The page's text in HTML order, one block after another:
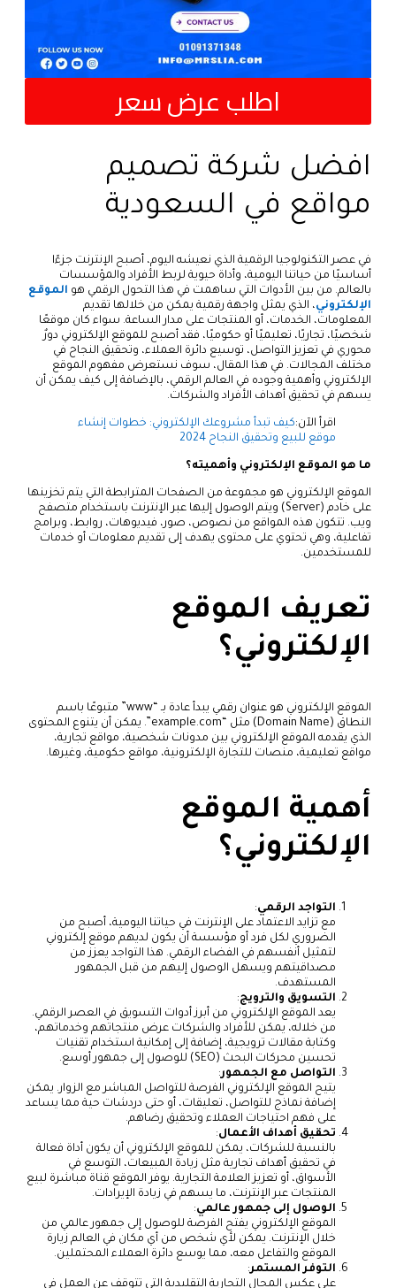
اطلب عرض سعر
افضل شركة تصميم
مواقع في السعودية
في عصر التكنولوجيا الرقمية الذي نعيشه اليوم، أصبح الإنترنت جزءًا
أساسيًا من حياتنا اليومية، وأداة حيوية لربط الأفراد والمؤسسات
بالعالم. من بين الأدوات التي ساهمت في هذا التحول الرقمي هو الموقع
الإلكتروني، الذي يمثل واجهة رقمية يمكن من خلالها تقديم
المعلومات، الخدمات، أو المنتجات على مدار الساعة. سواء كان موقعًا
شخصيًا، تجاريًا، تعليميًا أو حكوميًا، فقد أصبح للموقع الإلكتروني دورٌ
محوري في تعزيز التواصل، توسيع دائرة العملاء، وتحقيق النجاح في
مختلف المجالات. في هذا المقال، سوف نستعرض مفهوم الموقع
الإلكتروني وأهمية وجوده في العالم الرقمي، بالإضافة إلى كيف يمكن أن
يسهم في تحقيق أهداف الأفراد والشركات.
اقرأ الآن:كيف تبدأ مشروعك الإلكتروني: خطوات إنشاء
موقع للبيع وتحقيق النجاح 2024
ما هو الموقع الإلكتروني وأهميته؟
الموقع الإلكتروني هو مجموعة من الصفحات المترابطة التي يتم تخزينها
على خادم (Server) ويتم الوصول إليها عبر الإنترنت باستخدام متصفح
ويب. تتكون هذه المواقع من نصوص، صور، فيديوهات، روابط، وبرامج
تفاعلية، وهي تحتوي على محتوى يهدف إلى تقديم معلومات أو خدمات
للمستخدمين.
تعريف الموقع
الإلكتروني؟
الموقع الإلكتروني هو عنوان رقمي يبدأ عادة بـ “www” متبوعًا باسم
النطاق (Domain Name) مثل “example.com”. يمكن أن يتنوع المحتوى
الذي يقدمه الموقع الإلكتروني بين مدونات شخصية، مواقع تجارية،
مواقع تعليمية، منصات للتجارة الإلكترونية، مواقع حكومية، وغيرها.
أهمية الموقع
الإلكتروني؟
التواجد الرقمي:
مع تزايد الاعتماد على الإنترنت في حياتنا اليومية، أصبح من
الضروري لكل فرد أو مؤسسة أن يكون لديهم موقع إلكتروني
لتمثيل أنفسهم في الفضاء الرقمي. هذا التواجد يعزز من
مصداقيتهم ويسهل الوصول إليهم من قبل الجمهور
المستهدف.
التسويق والترويج:
يعد الموقع الإلكتروني من أبرز أدوات التسويق في العصر الرقمي.
من خلاله، يمكن للأفراد والشركات عرض منتجاتهم وخدماتهم،
وكتابة مقالات ترويجية، إضافة إلى إمكانية استخدام تقنيات
تحسين محركات البحث (SEO) للوصول إلى جمهور أوسع.
التواصل مع الجمهور:
يتيح الموقع الإلكتروني الفرصة للتواصل المباشر مع الزوار. يمكن
إضافة نماذج للتواصل، تعليقات، أو حتى دردشات حية مما يساعد
على فهم احتياجات العملاء وتحقيق رضاهم.
تحقيق أهداف الأعمال:
بالنسبة للشركات، يمكن للموقع الإلكتروني أن يكون أداة فعالة
في تحقيق أهداف تجارية مثل زيادة المبيعات، التوسع في
الأسواق، أو تعزيز العلامة التجارية. يوفر الموقع قناة مباشرة لبيع
المنتجات عبر الإنترنت، ما يسهم في زيادة الإيرادات.
الوصول إلى جمهور عالمي:
الموقع الإلكتروني يفتح الفرصة للوصول إلى جمهور عالمي من
خلال الإنترنت. يمكن لأي شخص من أي مكان في العالم زيارة
الموقع والتفاعل معه، مما يوسع دائرة العملاء المحتملين.
التوفر المستمر:
على عكس المحال التجارية التقليدية التي تتوقف عن العمل في